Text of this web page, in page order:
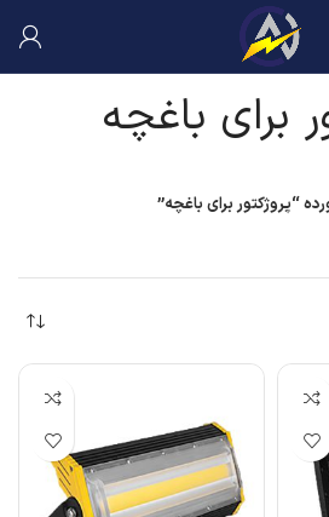
برای باغچه
“پروژکتور برای باغچه”